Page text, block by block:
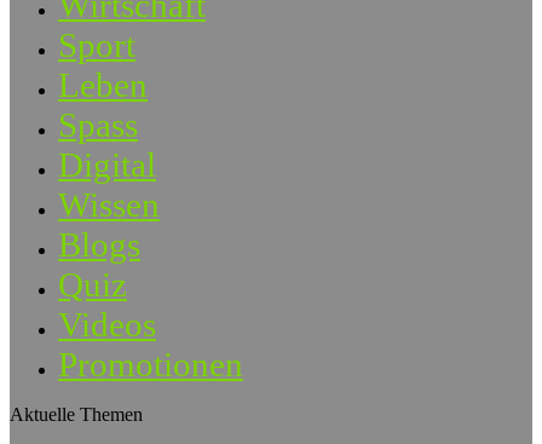
Sport
Leben
Spass
Digital
Wissen
Blogs
Quiz
Videos
Promotionen
Aktuelle Themen